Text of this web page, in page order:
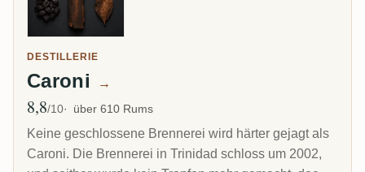
DESTILLERIE
Caroni →
Ø Bewertung
8,8/10 über 610 Rums
Keine geschlossene Brennerei wird härter gejagt als
Caroni. Die Brennerei in Trinidad schloss um 2002,